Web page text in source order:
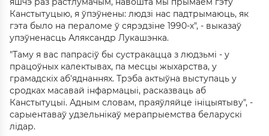
Канстытуцыю, я ўпэўнены: людзі нас падтрымаюць, як
гэта было на пераломе ў сярэдзіне 1990-х", - выказаў
упэўненасць Аляксандр Лукашэнка.
"Таму я вас папрасіў бы сустракацца з людзьмі - у
працоўных калектывах, па месцы жыхарства, у
грамадскіх аб'яднаннях. Трэба актыўна выступаць у
сродках масавай інфармацыі, расказваць аб
Канстытуцыі. Адным словам, праяўляйце ініцыятыву", -
сарыентаваў удзельнікаў мерапрыемства беларускі
лідар.